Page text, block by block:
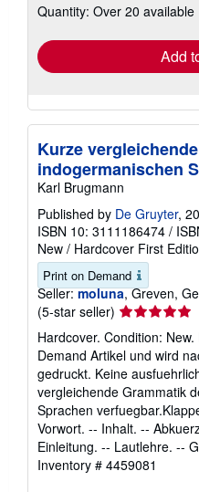
shipping
Quantity: Over 20 available
Add
Kurze
indogermanischen
Karl Brugmann
Published by De Gruyter,
ISBN 10: 3111186474 /
New / Hardcover First
Print on Demand
Seller: moluna, Greven,
(5-star seller) Seller
rating
5
out
of
5
stars
Hardcover. Condition:
Demand Artikel und wird
gedruckt. Keine
vergleichende Grammatik
Sprachen
Vorwort. -- Inhalt. --
Einleitung. -- Lautlehre. --
Inventory # 4459081